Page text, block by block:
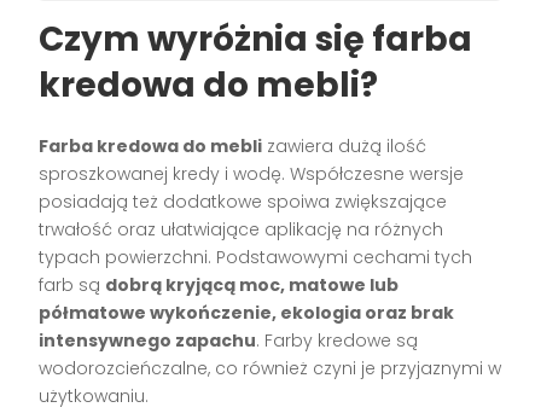
Czym wyróżnia się farba
kredowa do mebli?
Farba kredowa do mebli zawiera dużą ilość
sproszkowanej kredy i wodę. Współczesne wersje
posiadają też dodatkowe spoiwa zwiększające
trwałość oraz ułatwiające aplikację na różnych
typach powierzchni. Podstawowymi cechami tych
farb są dobrą kryjącą moc, matowe lub
półmatowe wykończenie, ekologia oraz brak
intensywnego zapachu. Farby kredowe są
wodorozcieńczalne, co również czyni je przyjaznymi w
użytkowaniu.